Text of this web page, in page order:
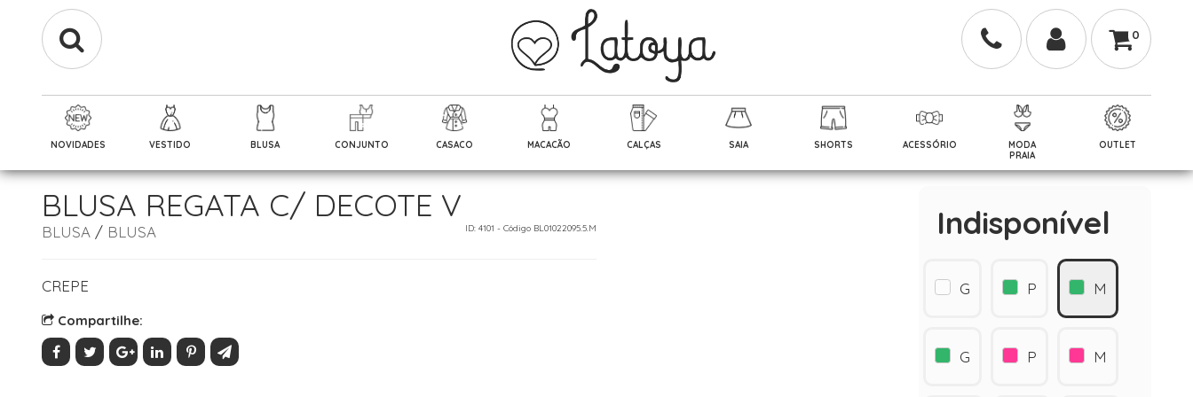
0
NOVIDADES VESTIDO BLUSA CONJUNTO CASACO MACACÃO CALÇAS SAIA SHORTS ACESSÓRIO
MODA
PRAIA
OUTLET
BLUSA REGATA C/ DECOTE V
BLUSA / BLUSA ID: 4101 - Código BL01022095.5.M
CREPE
Compartilhe:
Indisponível
G P M
G P M